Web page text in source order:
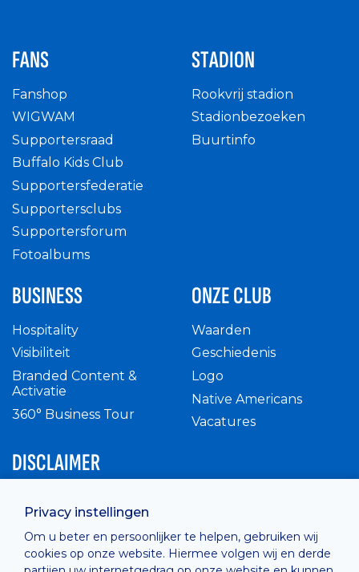
Privacy instellingen
Om u beter en persoonlijker te helpen, gebruiken wij
cookies op onze website. Hiermee volgen wij en derde
FANS
Fanshop
WIGWAM
Supportersraad
Buffalo Kids Club
Supportersfederatie
Supportersclubs
Supportersforum
Fotoalbums
STADION
Rookvrij stadion
Stadionbezoeken
Buurtinfo
BUSINESS
Hospitality
Visibiliteit
Branded Content &
Activatie
360° Business Tour
ONZE CLUB
Waarden
Geschiedenis
Logo
Native Americans
Vacatures
DISCLAIMER
Privacy Policy
Cashless
verkoopsvoorwaarden